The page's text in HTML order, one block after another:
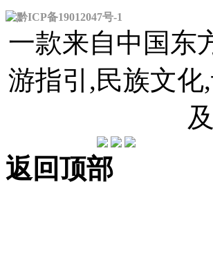
黔ICP备19012047号-1
一款来自中国东
游指引,民族文
返回顶部